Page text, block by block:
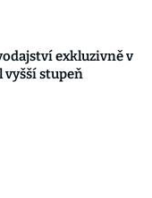
exkluzivně v
vyšší stupeň